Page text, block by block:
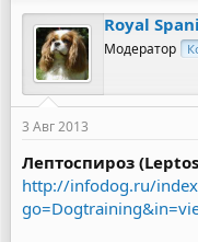
Royal
Модератор
3 Авг 2013
Лептоспироз
http://infodog.ru/